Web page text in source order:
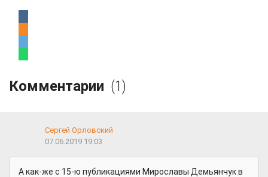
Комментарии (1)
Сергей Орловский
07.06.2019 19:03
А как-же с 15-ю публикациями Мирославы Демьянчук в